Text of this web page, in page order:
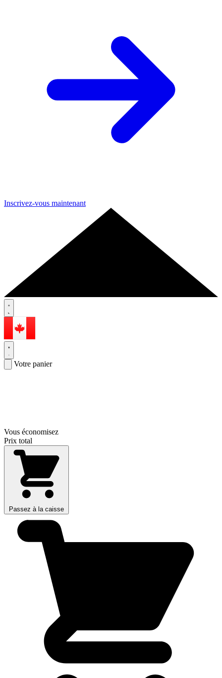
Inscrivez-vous maintenant
Votre panier
Vous économisez
Prix total
Passez à la caisse